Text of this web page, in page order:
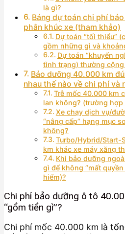
là gì?
Bảng dự toán chi phí
phân khúc xe (tham khảo)
Dự toán “tối thiểu”
gồm những gì và
Dự toán “khuyến
tình trạng) thường
Bảo dưỡng 40.000 km
nhau thế nào về chi phí và
Trễ mốc 40.000 km
lan không? (trường hợp
Xe chạy dịch vụ/
“nâng cấp” hạng mục
không?
Turbo/Hybrid/Start-
km khác xe máy xăng
Khi bảo dưỡng
gì để không “mất
hiểm)?
Chi phí bảo dưỡng ô tô
“gồm tiền gì”?
Chi phí mốc 40.000 km là